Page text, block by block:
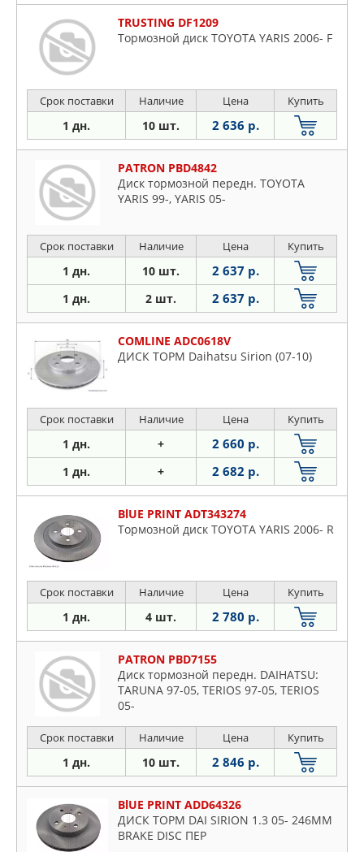
TRUSTING DF1209
Тормозной диск TOYOTA YARIS 2006- F
Срок поставки Наличие Цена Купить
1 дн. 10 шт. 2 636 р.
PATRON PBD4842
Диск тормозной передн. TOYOTA
YARIS 99-, YARIS 05-
Срок поставки Наличие Цена Купить
1 дн. 10 шт. 2 637 р.
1 дн. 2 шт. 2 637 р.
COMLINE ADC0618V
ДИСК ТОРМ Daihatsu Sirion (07-10)
Срок поставки Наличие Цена Купить
1 дн. + 2 660 р.
1 дн. + 2 682 р.
BlUE PRINT ADT343274
Тормозной диск TOYOTA YARIS 2006- R
Срок поставки Наличие Цена Купить
1 дн. 4 шт. 2 780 р.
PATRON PBD7155
Диск тормозной передн. DAIHATSU:
TARUNA 97-05, TERIOS 97-05, TERIOS
05-
Срок поставки Наличие Цена Купить
1 дн. 10 шт. 2 846 р.
BlUE PRINT ADD64326
ДИСК ТОРМ DAI SIRION 1.3 05- 246MM
BRAKE DISC ПЕР